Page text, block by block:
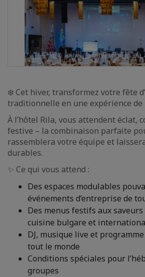
❄️ Cet hiver, transformez votre fête
traditionnelle en une expérience
À l’hôtel Rila, vous attendent éclat,
festive – la combinaison parfaite
rassemblera votre équipe et
durables.
✨ Ce qui vous attend :
Des espaces modulables
événements d’entreprise de
Des menus festifs aux
cuisine bulgare et
DJ, musique live et
tout le monde
Conditions spéciales pour
groupes